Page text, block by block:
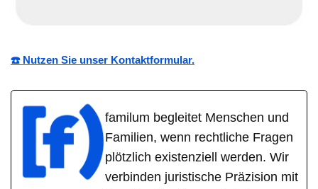
☎️ Nutzen Sie unser Kontaktformular.
familum begleitet Menschen und
Familien, wenn rechtliche Fragen
plötzlich existenziell werden. Wir
verbinden juristische Präzision mit